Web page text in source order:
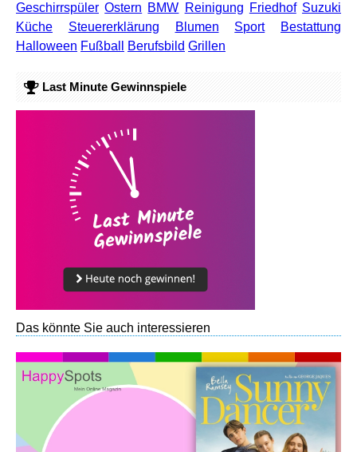
Geschirrspüler Ostern BMW Reinigung Friedhof Suzuki
Küche
Steuererklärung Blumen Sport
Bestattung
Halloween Fußball Berufsbild Grillen
Last Minute Gewinnspiele
Das könnte Sie auch interessieren